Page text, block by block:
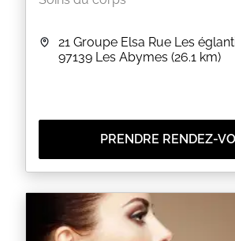
21 Groupe Elsa Rue Les
97139 Les Abymes (26.1 km)
PRENDRE RENDEZ-